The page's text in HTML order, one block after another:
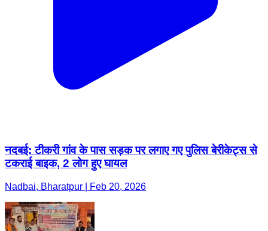
नदबई: टीकरी गांव के पास सड़क पर लगाए गए पुलिस बेरीकेट्स से
टकराई बाइक, 2 लोग हुए घायल
Nadbai, Bharatpur | Feb 20, 2026